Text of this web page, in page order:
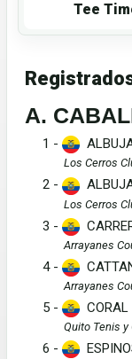
Tee
A.
1 -
Los Cerros
2 -
Los Cerros
3 -
Arrayanes
4 -
Arrayanes
5 -
Quito Tenis y
6 -